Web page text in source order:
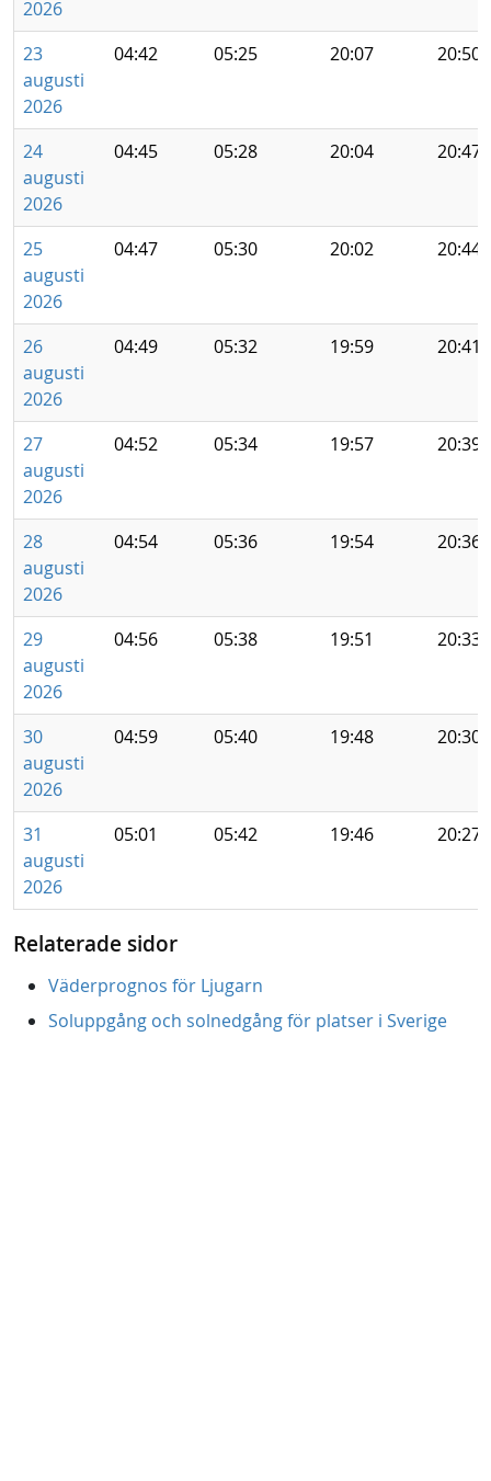
2026
23
augusti
2026
04:42 05:25 20:07 20:50
24
augusti
2026
04:45 05:28 20:04 20:47
25
augusti
2026
04:47 05:30 20:02 20:44
26
augusti
2026
04:49 05:32 19:59 20:41
27
augusti
2026
04:52 05:34 19:57 20:39
28
augusti
2026
04:54 05:36 19:54 20:36
29
augusti
2026
04:56 05:38 19:51 20:33
30
augusti
2026
04:59 05:40 19:48 20:30
31
augusti
2026
05:01 05:42 19:46 20:27
Relaterade sidor
Väderprognos för Ljugarn
Soluppgång och solnedgång för platser i Sverige